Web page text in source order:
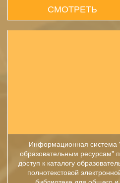
СМОТРЕТЬ
Информационная система
образовательным ресурсам"
доступ к каталогу
полнотекстовой